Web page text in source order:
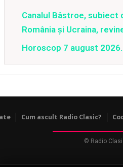
Canalul Bâstroe, subiect
România și Ucraina,
Horoscop 7 august
Cum ascult Radio Clasic?
© Radio